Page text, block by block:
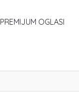
PREMIJUM OGLASI